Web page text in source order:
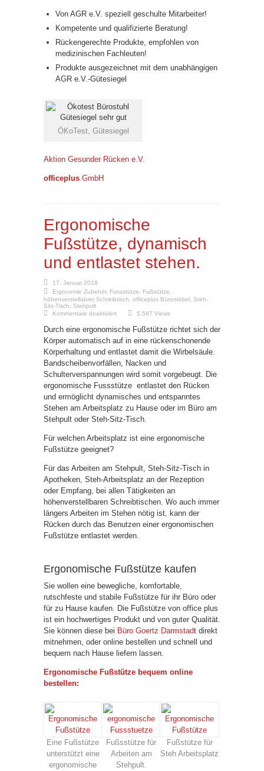
Von AGR e.V. speziell geschulte Mitarbeiter!
Kompetente und qualifizierte Beratung!
Rückengerechte Produkte, empfohlen von
medizinischen Fachleuten!
Produkte ausgezeichnet mit dem unabhängigen
AGR e.V.-Gütesiegel
ÖKoTest, Gütesiegel
Aktion Gesunder Rücken e.V.
officeplus GmbH
Ergonomische
Fußstütze, dynamisch
und entlastet stehen.
17. Januar 2018
Ergonomie Zubehör, Fussstütze Fußstütze
höhenverstellabrer Schreibtisch
officeplus Büromöbel Steh-
Sitz-Tisch
Stehpult
Kommentare deaktiviertfür
Fußstütze,
dynamisch
und
entlastet
stehen.
5,587 Views
Durch eine ergonomische Fußstütze richtet sich der
Körper automatisch auf in eine rückenschonende
Körperhaltung und entlastet damit die Wirbelsäule.
Bandscheibenvorfällen, Nacken und
Schulterverspannungen wird somit vorgebeugt. Die
ergonomische Fussstütze entlastet den Rücken
und ermöglicht dynamisches und entspanntes
Stehen am Arbeitsplatz zu Hause oder im Büro am
Stehpult oder Steh-Sitz-Tisch.
Für welchen Arbeitsplatz ist eine ergonomische
Fußstütze geeignet?
Für das Arbeiten am Stehpult, Steh-Sitz-Tisch in
Apotheken, Steh-Arbeitsplatz an der Rezeption
oder Empfang, bei allen Tätigkeiten an
höhenverstellbaren Schreibtischen. Wo auch immer
längers Arbeiten im Stehen nötig ist, kann der
Rücken durch das Benutzen einer ergonomischen
Fußstütze entlastet werden.
Ergonomische Fußstütze kaufen
Sie wollen eine bewegliche, komfortable,
rutschfeste und stabile Fußstütze für ihr Büro oder
für zu Hause kaufen. Die Fußstütze von office plus
ist ein hochwertiges Produkt und von guter Qualität.
Sie können diese bei Büro Goertz Darmstadt direkt
mitnehmen, oder online bestellen und schnell und
bequem nach Hause liefern lassen.
Ergonomische Fußstütze bequem online
bestellen:
Eine Fußstütze
unterstützt eine
ergonomische
Fußsstütze für
Arbeiten am
Stehpult.
Fußstütze für
Steh Arbeitsplatz